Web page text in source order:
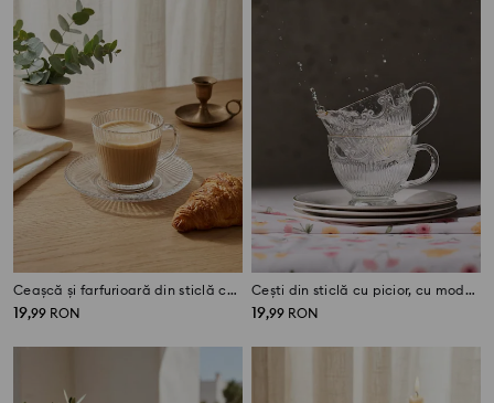
Ceașcă și farfurioară din sticlă cu striații
19,99 RON
Cești din sticlă cu picior, cu model embosat și margine aurie, set 2 bucăți
19,99 RON